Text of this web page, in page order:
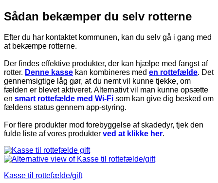
Sådan bekæmper du selv rotterne
Efter du har kontaktet kommunen, kan du selv gå i gang med
at bekæmpe rotterne.
Der findes effektive produkter, der kan hjælpe med fangst af
rotter. Denne kasse kan kombineres med en rottefælde. Det
gennemsigtige låg gør, at du nemt vil kunne tjekke, om
fælden er blevet aktiveret. Alternativt vil man kunne opsætte
en smart rottefælde med Wi-Fi som kan give dig besked om
fældens status gennem app-styring.
For flere produkter mod forebyggelse af skadedyr, tjek den
fulde liste af vores produkter ved at klikke her.
Kasse til rottefælde/gift